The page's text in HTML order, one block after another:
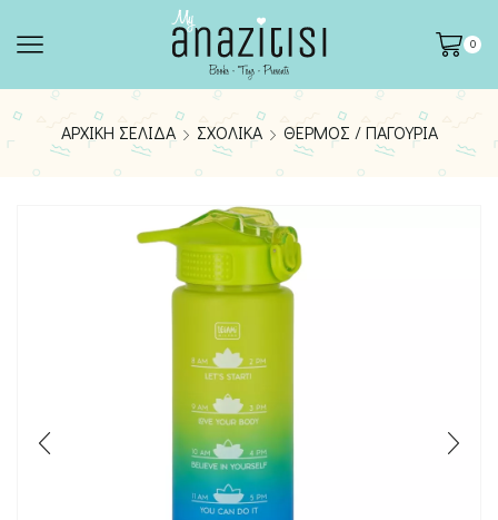
0
ΑΡΧΙΚΉ ΣΕΛΊΔΑ ΣΧΟΛΙΚΆ ΘΕΡΜΌΣ / ΠΑΓΟΎΡΙΑ